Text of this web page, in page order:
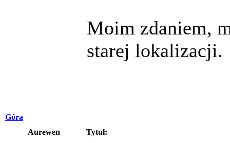
Moim zdaniem,
starej lokalizacji.
Góra
Aurewen
Tytuł: